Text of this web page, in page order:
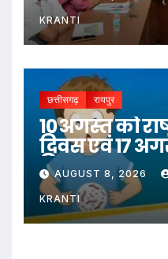
‘अन्नपूर्ति ग्रेन
KRANTI
छत्तीसगढ़ रायपुर
10 अगस्त को
दिवस एवं 17
दिवस
AUGUST 8, 2026
KRANTI